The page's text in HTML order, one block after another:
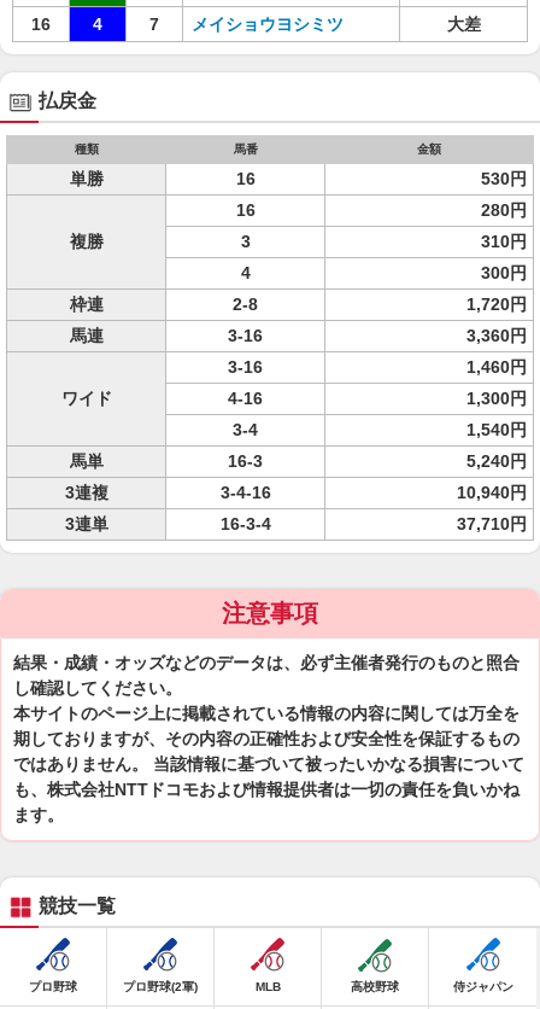
16
4 7 メイショウヨシミツ 大差
払戻金
種類 馬番 金額
単勝 16 530円
複勝
16
280円
3
310円
4
300円
枠連
2-8
1,720円
馬連
3-16 3,360円
ワイド
3-16
1,460円
4-16
1,300円
3-4
1,540円
馬単
16-3
5,240円
3連複
3-4-16
10,940円
3連単
16-3-4 37,710円
注意事項
結果・成績・オッズなどのデータは、必ず主催者発行のものと照合
し確認してください。
本サイトのページ上に掲載されている情報の内容に関しては万全を
期しておりますが、その内容の正確性および安全性を保証するもの
ではありません。 当該情報に基づいて被ったいかなる損害について
も、株式会社NTTドコモおよび情報提供者は一切の責任を負いかね
ます。
競技一覧
プロ野球 プロ野球(2軍) MLB 高校野球 侍ジャパン